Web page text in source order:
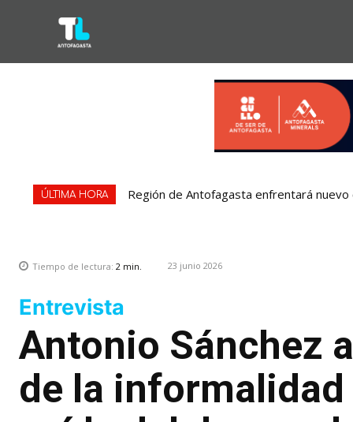
ÚLTIMA HORA Región de Antofagasta enfrentará
Tiempo de lectura: 2 min. 23 junio 2026
Entrevista
Antonio Sánchez
de la informalidad